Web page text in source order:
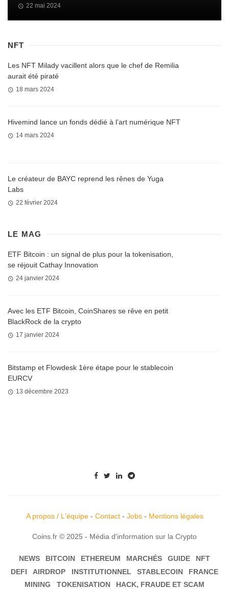
22 mai 2024
NFT
Les NFT Milady vacillent alors que le chef de Remilia
aurait été piraté
18 mars 2024
Hivemind lance un fonds dédié à l’art numérique NFT
14 mars 2024
Le créateur de BAYC reprend les rênes de Yuga
Labs
22 février 2024
LE MAG
ETF Bitcoin : un signal de plus pour la tokenisation,
se réjouit Cathay Innovation
24 janvier 2024
Avec les ETF Bitcoin, CoinShares se rêve en petit
BlackRock de la crypto
17 janvier 2024
Bitstamp et Flowdesk 1ère étape pour le stablecoin
EURCV
13 décembre 2023
A propos / L'équipe- Contact- Jobs- Mentions légales
Coins.fr © 2025 - Média d'information sur la Crypto
NEWS BITCOIN ETHEREUM MARCHÉS GUIDE
NFT
DEFI
AIRDROP INSTITUTIONNEL STABLECOIN
FRANCE
MINING
TOKENISATION HACK, FRAUDE ET SCAM